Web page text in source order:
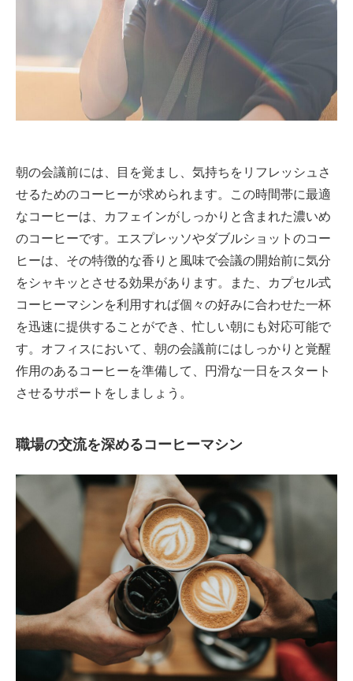
朝の会議前には、目を覚まし、気持ちをリフレッシュさ
せるためのコーヒーが求められます。この時間帯に最適
なコーヒーは、カフェインがしっかりと含まれた濃いめ
のコーヒーです。エスプレッソやダブルショットのコー
ヒーは、その特徴的な香りと風味で会議の開始前に気分
をシャキッとさせる効果があります。また、カプセル式
コーヒーマシンを利用すれば個々の好みに合わせた一杯
を迅速に提供することができ、忙しい朝にも対応可能で
す。オフィスにおいて、朝の会議前にはしっかりと覚醒
作用のあるコーヒーを準備して、円滑な一日をスタート
させるサポートをしましょう。
職場の交流を深めるコーヒーマシン